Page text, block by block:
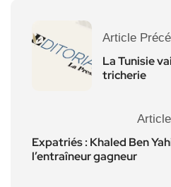
Article
La Tunisie
tricherie
Expatriés : Khaled Ben
l’entraîneur gagneur